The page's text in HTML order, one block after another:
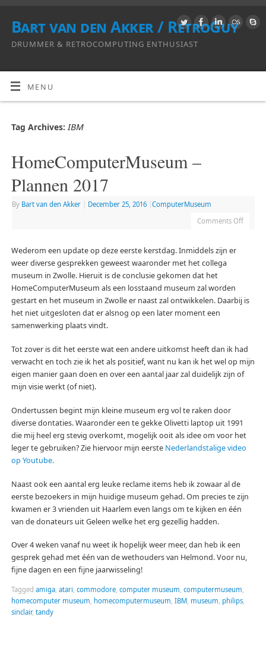
Bart van den Akker / RetroGuy
DRUMMER & RETROCOMPUTING ENTHUSIAST
MENU
Tag Archives:IBM
HomeComputerMuseum –
Plannen 2017
By Bart van den Akker December 25, 2016
ComputerMuseum
Comments Off
Wederom een update op deze eerste kerstdag. Inmiddels zijn er
weer diverse gesprekken geweest waaronder met het collega
museum in Zwolle. Hieruit is de conclusie gekomen dat het
HomeComputerMuseum als een losstaand museum zal worden
gestart en het museum in Zwolle er naast zal ontwikkelen. Daarbij is
het niet uitgesloten dat er alsnog op een later moment een
samenwerking plaats vindt.
Tot zover is dit het eerste wat een andere uitkomst heeft dan ik had
verwacht en toch zie ik het als positief, want nu kan ik het wel op mijn
eigen manier gaan doen en over een aantal jaar zal duidelijk zijn of
mijn visie werkt (of niet).
Ondertussen begint mijn kleine museum erg vol te raken door
diverse dontaties. Waaronder een te gekke Olivetti laptop uit 1991
die mij heel erg stevig overkomt, mogelijk ooit als idee om voor het
leger te gebruiken? Zie hiervoor mijn eerste Nederlandstalige video
op Youtube.
Naast ook een aantal erg leuke reclame items heb ik zowaar al de
eerste bezoekers in mijn huidige museum gehad. Om precies te zijn
kwamen er 3 vrienden uit Haarlem even langs om te kijken en één
van de donateurs uit Geleen welke het erg gezellig hadden.
Over 4 weken vanaf nu weet ik hopelijk weer meer, dan heb ik een
gesprek gehad met één van de wethouders van Helmond. Voor nu,
fijne dagen en een fijne jaarwisseling!
Tagged amiga, atari, commodore, computer museum, computermuseum,
homecomputer museum, homecomputermuseum, IBM, museum, philips,
sinclair, tandy